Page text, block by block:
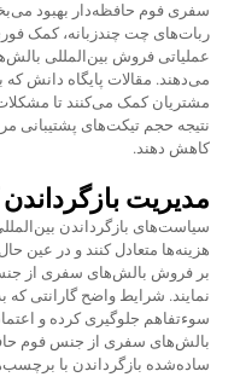
سفری فوم حافظه‌دار بهبود
ربات‌های چت چندزبانه، کمک
عملیاتی فروش بین‌المللی
می‌دهند. مقالات پایگاه دانش
مشتریان کمک می‌کنند تا
نتیجه حجم تیکت‌های پشتیبانی
کاهش دهند.
مدیریت بازگرداندن
سیاست‌های بازگرداندن
هزینه‌ها متعادل کنند و در عین
بر فروش بالش‌های سفری از جنس
نمایند. شرایط واضح گارانتی که
سوءتفاهم جلوگیری کرده و
بالش‌های سفری از جنس فوم
ساده‌شده بازگرداندن با